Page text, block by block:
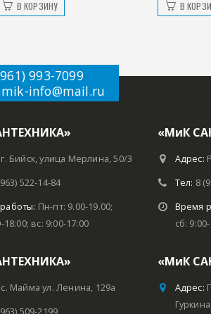
В КОРЗИНУ В
993-7099
info@mail.ru
г. Бийск, улица Мерлина, 50/3
522-14-84
Пн-пт: 9.00-19.00;
18:00; вс: 9:00-17:00
с. Майма ул. Ленина, 129а
509-2199
«МиК
Адрес:
Тел: 8
Время
сб:
«МиК
Адрес: